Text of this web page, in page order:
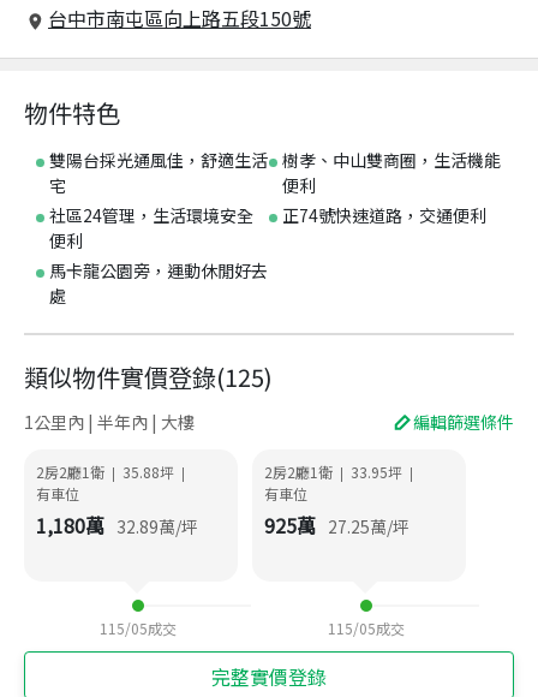
台中市南屯區向上路五段150號
物件特色
雙陽台採光通風佳，舒適生活
宅
樹孝、中山雙商圈，生活機能
便利
社區24管理，生活環境安全
便利
正74號快速道路，交通便利
馬卡龍公園旁，運動休閒好去
處
類似物件實價登錄(125)
1公里內 | 半年內 | 大樓 編輯篩選條件
2房2廳1衛 | 35.88坪 |
有車位
1,180萬 32.89萬/坪
115/05成交
2房2廳1衛 | 33.95坪 |
有車位
925萬 27.25萬/坪
115/05成交
完整實價登錄